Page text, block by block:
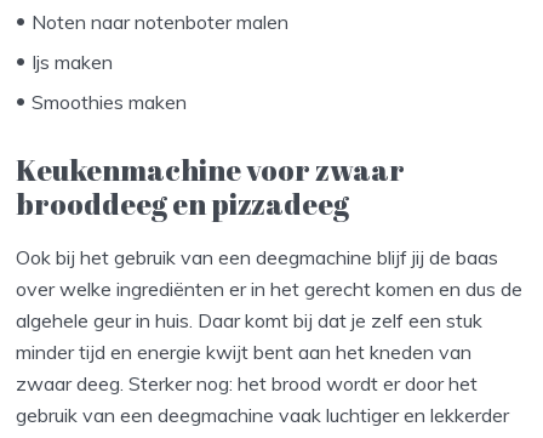
Noten naar notenboter malen
Ijs maken
Smoothies maken
Keukenmachine voor zwaar
brooddeeg en pizzadeeg
Ook bij het gebruik van een deegmachine blijf jij de baas
over welke ingrediënten er in het gerecht komen en dus de
algehele geur in huis. Daar komt bij dat je zelf een stuk
minder tijd en energie kwijt bent aan het kneden van
zwaar deeg. Sterker nog: het brood wordt er door het
gebruik van een deegmachine vaak luchtiger en lekkerder